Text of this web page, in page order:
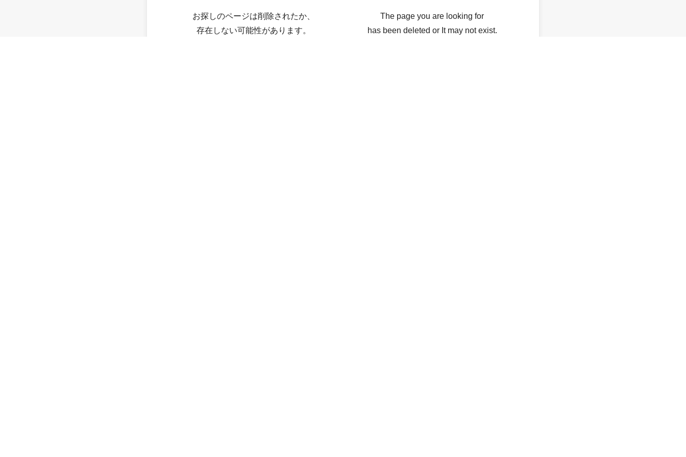
お探しのページは削除されたか、
存在しない可能性があります。
The page you are looking for
has been deleted or It may not exist.